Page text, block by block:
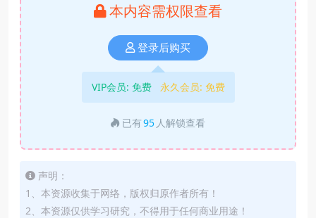
本内容需权限查看
登录后购买
VIP会员: 免费 永久会员: 免费
已有95 人解锁查看
声明：
1、本资源收集于网络，版权归原作者所有！
2、本资源仅供学习研究，不得用于任何商业用途！